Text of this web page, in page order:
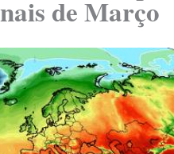
de Março